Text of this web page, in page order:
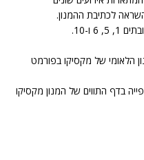
לכתיבת ההמנון.
ו-10.
הלאומי של מקסיקו בפורמט
בדף התווים של המנון מקסיקו